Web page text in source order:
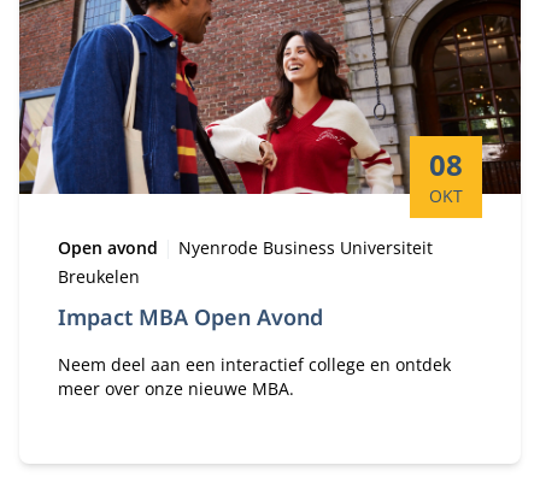
Impact MBA Open Avond
Startdatum:
08
OKT
Type:
Open avond Locatie:
Nyenrode Business Universiteit
Breukelen
Neem deel aan een interactief college en ontdek
meer over onze nieuwe MBA.